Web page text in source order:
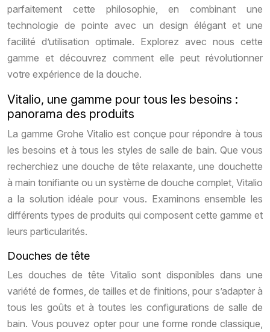
parfaitement cette philosophie, en combinant une
technologie de pointe avec un design élégant et une
facilité d’utilisation optimale. Explorez avec nous cette
gamme et découvrez comment elle peut révolutionner
votre expérience de la douche.
Vitalio, une gamme pour tous les besoins :
panorama des produits
La gamme Grohe Vitalio est conçue pour répondre à tous
les besoins et à tous les styles de salle de bain. Que vous
recherchiez une douche de tête relaxante, une douchette
à main tonifiante ou un système de douche complet, Vitalio
a la solution idéale pour vous. Examinons ensemble les
différents types de produits qui composent cette gamme et
leurs particularités.
Douches de tête
Les douches de tête Vitalio sont disponibles dans une
variété de formes, de tailles et de finitions, pour s’adapter à
tous les goûts et à toutes les configurations de salle de
bain. Vous pouvez opter pour une forme ronde classique,